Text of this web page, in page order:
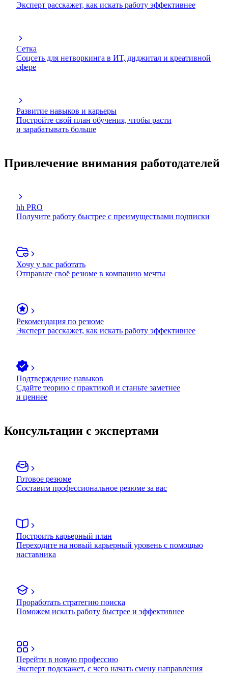
Эксперт расскажет, как искать работу эффективнее
Сетка
Соцсеть для нетворкинга в ИТ, диджитал и креативной
сфере
Развитие навыков и карьеры
Постройте свой план обучения, чтобы расти
и зарабатывать больше
Привлечение внимания работодателей
hh PRO
Получите работу быстрее с преимуществами подписки
Хочу у вас работать
Отправьте своё резюме в компанию мечты
Рекомендация по резюме
Эксперт расскажет, как искать работу эффективнее
Подтверждение навыков
Сдайте теорию с практикой и станьте заметнее
и ценнее
Консультации с экспертами
Готовое резюме
Составим профессиональное резюме за вас
Построить карьерный план
Переходите на новый карьерный уровень с помощью
наставника
Проработать стратегию поиска
Поможем искать работу быстрее и эффективнее
Перейти в новую профессию
Эксперт подскажет, с чего начать смену направления